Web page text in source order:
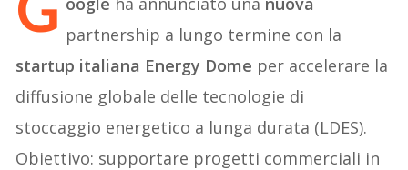
partnership a lungo termine con la
startup italiana Energy Dome per accelerare la
diffusione globale delle tecnologie di
stoccaggio energetico a lunga durata (LDES).
Obiettivo: supportare progetti commerciali in